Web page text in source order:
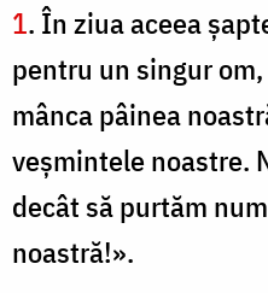
1. În ziua aceea
pentru un singur
mânca pâinea
veşmintele noastre.
decât să purtăm
noastră!».